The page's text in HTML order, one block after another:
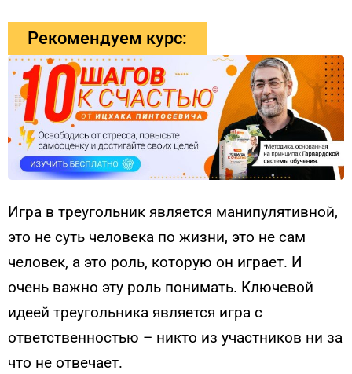
Рекомендуем курс:
Игра в треугольник является манипулятивной,
это не суть человека по жизни, это не сам
человек, а это роль, которую он играет. И
очень важно эту роль понимать. Ключевой
идеей треугольника является игра с
ответственностью – никто из участников ни за
что не отвечает.